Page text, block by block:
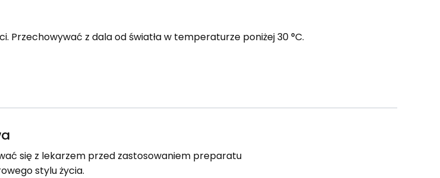
Przechowywać z dala od światła w temperaturze poniżej 30 °C.
się z lekarzem przed zastosowaniem preparatu
stylu życia.